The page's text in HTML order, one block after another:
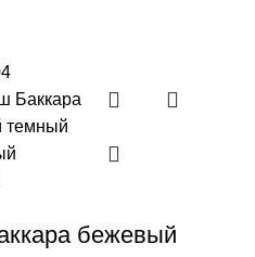
бежевый